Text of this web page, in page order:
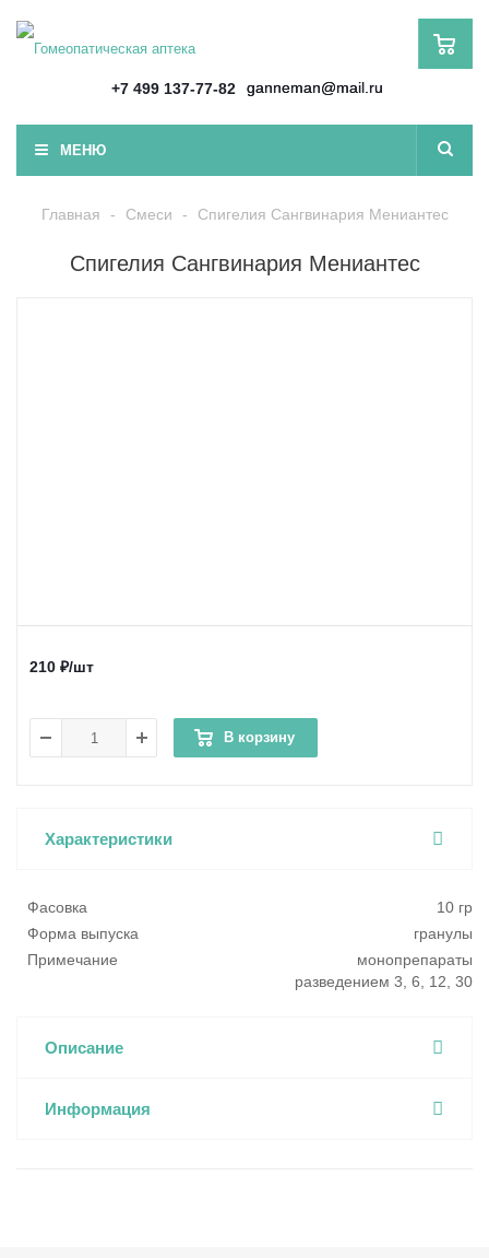
+7 499 137-77-82 ganneman@mail.ru
МЕНЮ
Главная - Смеси - Спигелия Сангвинария Мениантес
Спигелия Сангвинария Мениантес
210 ₽/шт
В корзину
Характеристики
Фасовка
10 гр
Форма выпуска
гранулы
Примечание
монопрепараты
разведением 3, 6, 12, 30
Описание
Информация